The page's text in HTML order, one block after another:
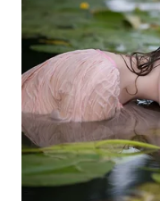
WAHANA
LISTRIK
WAHANA
TRAVEL
WAHANA
TV